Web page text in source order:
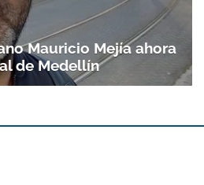
a nuestro boletín.
ACEPTAR
Mauricio Mejía ahora
de Medellín